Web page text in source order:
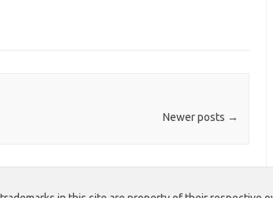
Newer posts →